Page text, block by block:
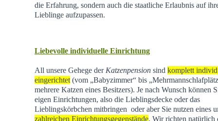
die Erfahrung, sondern auch die staatliche Erlaubnis auf
Lieblinge aufzupassen.
Liebevolle individuelle Einrichtung
All unsere Gehege der Katzenpensionsind komplett
eingerichtet(vom „Babyzimmer“ bis
mehrere Katzen eines Besitzers). Je nach Wunsch können
eigen Einrichtungen, also die Lieblingsdecke oder das
Lieblingskörbchen mitbringen oder aber Sie nutzen eines
zahlreichen Einrichtungsgegenstände. Wir richten natürlich